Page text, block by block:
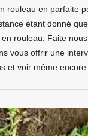
rouleau en parfaite
étant donné
rouleau. Faite
vous offrir une
et voir même encore